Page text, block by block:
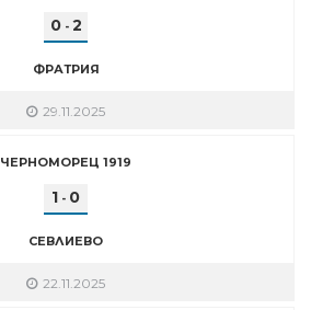
0- 2
ФРАТРИЯ
29.11.2025
ЧЕРНОМОРЕЦ 1919
1 - 0
СЕВЛИЕВО
22.11.2025